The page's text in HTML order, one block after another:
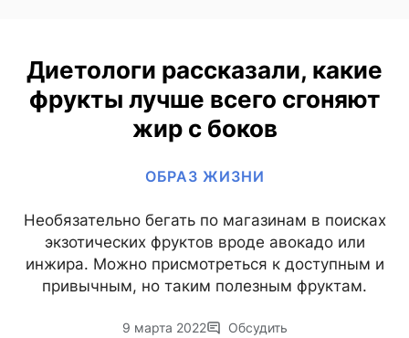
Диетологи рассказали, какие
фрукты лучше всего сгоняют
жир с боков
ОБРАЗ ЖИЗНИ
Необязательно бегать по магазинам в поисках
экзотических фруктов вроде авокадо или
инжира. Можно присмотреться к доступным и
привычным, но таким полезным фруктам.
9 марта 2022 Обсудить